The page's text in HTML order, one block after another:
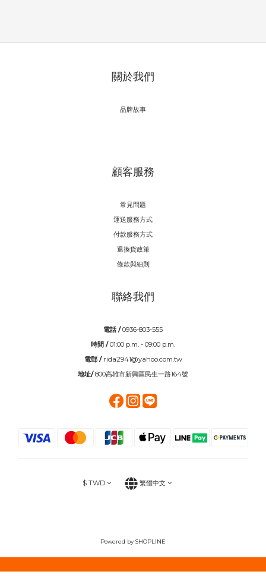
關於我們
品牌故事
顧客服務
常見問題
運送服務方式
付款服務方式
退換貨政策
條款與細則
聯絡我們
電話 /0936-803-555
時間 /01:00 p.m. - 09:00 p.m.
電郵 / rida2941@yahoo.com.tw
地址/800高雄市新興區民生一路164號
$ TWD 繁體中文
Powered by SHOPLINE